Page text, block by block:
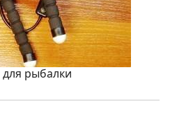
рыбалки